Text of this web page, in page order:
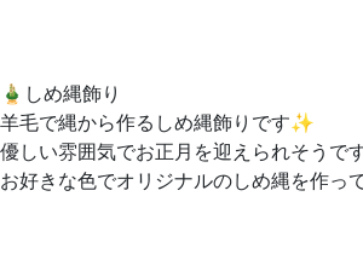
🎍しめ縄飾り
羊毛で縄から作るしめ縄飾りです✨
優しい雰囲気でお正月を迎えられそうで
お好きな色でオリジナルのしめ縄を作っ